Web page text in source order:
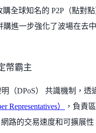
全球知名的 P2P（點對
購進一步強化了波場在去
幣霸主
（DPoS） 共識機制，透
Representatives）
，負責
路的交易速度和可擴展性